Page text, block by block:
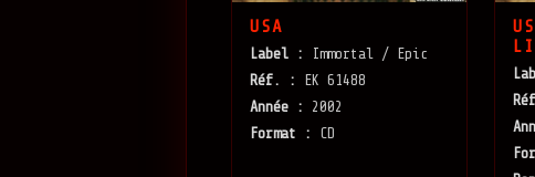
USA
Label :
Immortal / Epic
Réf. :
EK 61488
Année :
2002
Format :
CD